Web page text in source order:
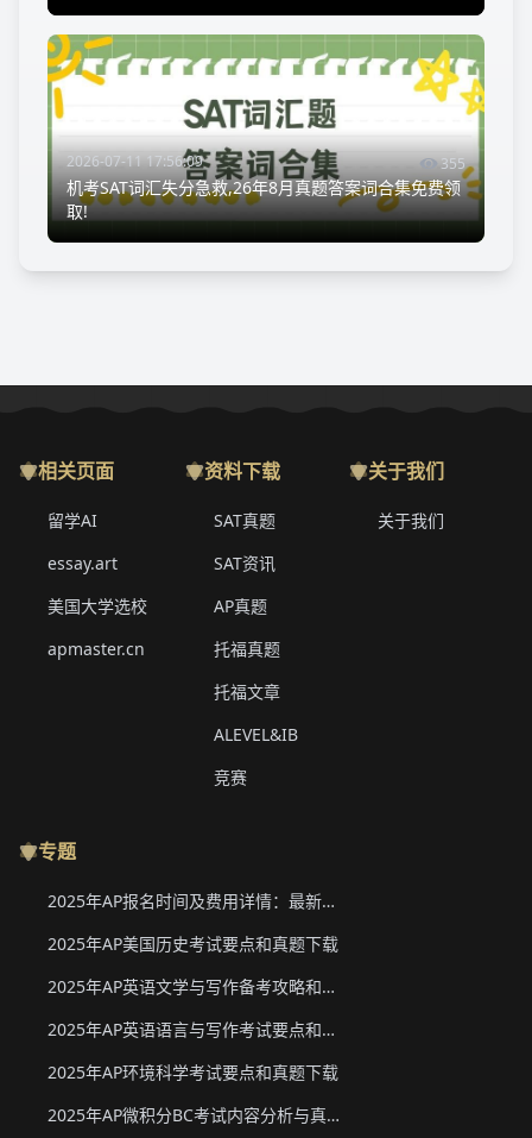
2026-07-11 17:56:09 355
机考SAT词汇失分急救,26年8月真题答案词合集免费领
取!
相关页面
留学AI
essay.art
美国大学选校
apmaster.cn
资料下载
SAT真题
SAT资讯
AP真题
托福真题
托福文章
ALEVEL&IB
竞赛
关于我们
关于我们
专题
2025年AP报名时间及费用详情：最新香港、韩国、新加坡二轮报名信息
2025年AP美国历史考试要点和真题下载
2025年AP英语文学与写作备考攻略和真题下载
2025年AP英语语言与写作考试要点和真题下载
2025年AP环境科学考试要点和真题下载
2025年AP微积分BC考试内容分析与真题下载